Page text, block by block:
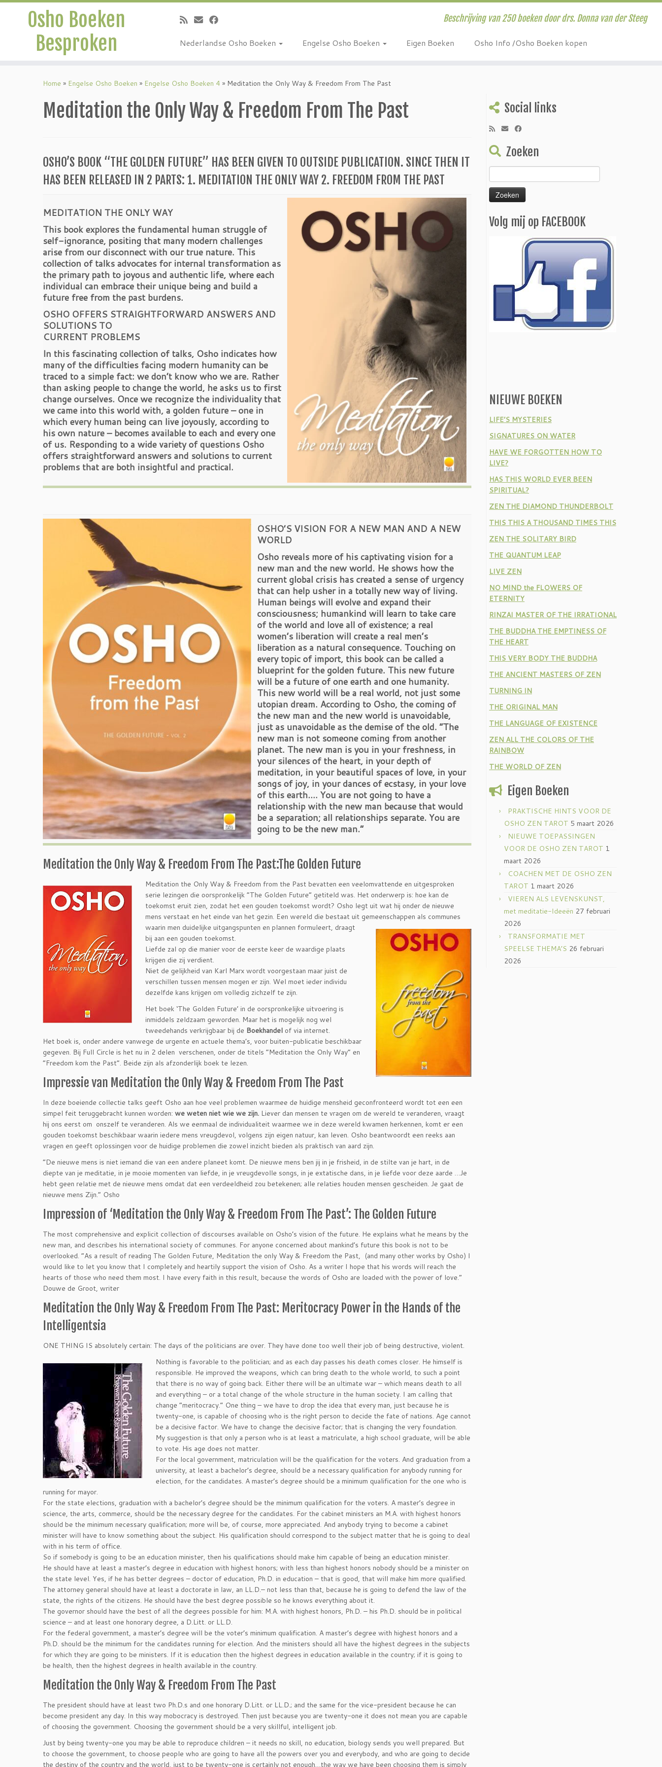
Osho Boeken
Besproken
Beschrijving van 250 boeken door drs. Donna van der Steeg
Nederlandse Osho Boeken Engelse Osho Boeken Eigen Boeken Osho Info /Osho Boeken kopen
Home » Engelse Osho Boeken » Engelse Osho Boeken 4 » Meditation the Only Way & Freedom From The Past
Meditation the Only Way & Freedom From The Past
OSHO’S BOOK “THE GOLDEN FUTURE” HAS BEEN GIVEN TO OUTSIDE PUBLICATION. SINCE THEN IT
HAS BEEN RELEASED IN 2 PARTS: 1. MEDITATION THE ONLY WAY 2. FREEDOM FROM THE PAST
MEDITATION THE ONLY WAY
This book explores the fundamental human struggle of
self-ignorance, positing that many modern challenges
arise from our disconnect with our true nature. This
collection of talks advocates for internal transformation as
the primary path to joyous and authentic life, where each
individual can embrace their unique being and build a
future free from the past burdens.
OSHO OFFERS STRAIGHTFORWARD ANSWERS AND
SOLUTIONS TO
CURRENT PROBLEMS
In this fascinating collection of talks, Osho indicates how
many of the difficulties facing modern humanity can be
traced to a simple fact: we don’t know who we are. Rather
than asking people to change the world, he asks us to first
change ourselves. Once we recognize the individuality that
we came into this world with, a golden future – one in
which every human being can live joyously, according to
his own nature – becomes available to each and every one
of us. Responding to a wide variety of questions Osho
offers straightforward answers and solutions to current
problems that are both insightful and practical.
OSHO’S VISION FOR A NEW MAN AND A NEW
WORLD
Osho reveals more of his captivating vision for a
new man and the new world. He shows how the
current global crisis has created a sense of urgency
that can help usher in a totally new way of living.
Human beings will evolve and expand their
consciousness; humankind will learn to take care
of the world and love all of existence; a real
women’s liberation will create a real men’s
liberation as a natural consequence. Touching on
every topic of import, this book can be called a
blueprint for the golden future. This new future
will be a future of one earth and one humanity.
This new world will be a real world, not just some
utopian dream. According to Osho, the coming of
the new man and the new world is unavoidable,
just as unavoidable as the demise of the old. “The
new man is not someone coming from another
planet. The new man is you in your freshness, in
your silences of the heart, in your depth of
meditation, in your beautiful spaces of love, in your
songs of joy, in your dances of ecstasy, in your love
of this earth…. You are not going to have a
relationship with the new man because that would
be a separation; all relationships separate. You are
going to be the new man.”
Meditation the Only Way & Freedom From The Past:The Golden Future
Meditation the Only Way & Freedom from the Past bevatten een veelomvattende en uitgesproken
serie lezingen die oorspronkelijk “The Golden Future” getiteld was. Het onderwerp is: hoe kan de
toekomst eruit zien, zodat het een gouden toekomst wordt? Osho legt uit wat hij onder de nieuwe
mens verstaat en het einde van het gezin. Een wereld die bestaat uit gemeenschappen als communes
waarin men duidelijke uitgangspunten en plannen formuleert, draagt
bij aan een gouden toekomst.
Liefde zal op die manier voor de eerste keer de waardige plaats
krijgen die zij verdient.
Niet de gelijkheid van Karl Marx wordt voorgestaan maar juist de
verschillen tussen mensen mogen er zijn. Wel moet ieder individu
dezelfde kans krijgen om volledig zichzelf te zijn.
Het boek ‘The Golden Future’ in de oorspronkelijke uitvoering is
inmiddels zeldzaam geworden. Maar het is mogelijk nog wel
tweedehands verkrijgbaar bij de Boekhandel of via internet.
Het boek is, onder andere vanwege de urgente en actuele thema’s, voor buiten-publicatie beschikbaar
gegeven. Bij Full Circle is het nu in 2 delen verschenen, onder de titels “Meditation the Only Way” en
“Freedom kom the Past”. Beide zijn als afzonderlijk boek te lezen.
Impressie van Meditation the Only Way & Freedom From The Past
In deze boeiende collectie talks geeft Osho aan hoe veel problemen waarmee de huidige mensheid geconfronteerd wordt tot een een
simpel feit teruggebracht kunnen worden: we weten niet wie we zijn. Liever dan mensen te vragen om de wereld te veranderen, vraagt
hij ons eerst om onszelf te veranderen. Als we eenmaal de individualiteit waarmee we in deze wereld kwamen herkennen, komt er een
gouden toekomst beschikbaar waarin iedere mens vreugdevol, volgens zijn eigen natuur, kan leven. Osho beantwoordt een reeks aan
vragen en geeft oplossingen voor de huidige problemen die zowel inzicht bieden als praktisch van aard zijn.
“De nieuwe mens is niet iemand die van een andere planeet komt. De nieuwe mens ben jij in je frisheid, in de stilte van je hart, in de
diepte van je meditatie, in je mooie momenten van liefde, in je vreugdevolle songs, in je extatische dans, in je liefde voor deze aarde …Je
hebt geen relatie met de nieuwe mens omdat dat een verdeeldheid zou betekenen; alle relaties houden mensen gescheiden. Je gaat de
nieuwe mens Zijn.” Osho
Impression of ‘Meditation the Only Way & Freedom From The Past’: The Golden Future
The most comprehensive and explicit collection of discourses available on Osho’s vision of the future. He explains what he means by the
new man, and describes his international society of communes. For anyone concerned about mankind’s future this book is not to be
overlooked. “As a result of reading The Golden Future, Meditation the only Way & Freedom the Past, (and many other works by Osho) I
would like to let you know that I completely and heartily support the vision of Osho. As a writer I hope that his words will reach the
hearts of those who need them most. I have every faith in this result, because the words of Osho are loaded with the power of love.”
Douwe de Groot, writer
Meditation the Only Way & Freedom From The Past: Meritocracy Power in the Hands of the
Intelligentsia
ONE THING IS absolutely certain: The days of the politicians are over. They have done too well their job of being destructive, violent.
Nothing is favorable to the politician; and as each day passes his death comes closer. He himself is
responsible. He improved the weapons, which can bring death to the whole world, to such a point
that there is no way of going back. Either there will be an ultimate war – which means death to all
and everything – or a total change of the whole structure in the human society. I am calling that
change “meritocracy.” One thing – we have to drop the idea that every man, just because he is
twenty-one, is capable of choosing who is the right person to decide the fate of nations. Age cannot
be a decisive factor. We have to change the decisive factor; that is changing the very foundation.
My suggestion is that only a person who is at least a matriculate, a high school graduate, will be able
to vote. His age does not matter.
For the local government, matriculation will be the qualification for the voters. And graduation from a
university, at least a bachelor’s degree, should be a necessary qualification for anybody running for
election, for the candidates. A master’s degree should be a minimum qualification for the one who is
running for mayor.
For the state elections, graduation with a bachelor’s degree should be the minimum qualification for the voters. A master’s degree in
science, the arts, commerce, should be the necessary degree for the candidates. For the cabinet ministers an M.A. with highest honors
should be the minimum necessary qualification; more will be, of course, more appreciated. And anybody trying to become a cabinet
minister will have to know something about the subject. His qualification should correspond to the subject matter that he is going to deal
with in his term of office.
So if somebody is going to be an education minister, then his qualifications should make him capable of being an education minister.
He should have at least a master’s degree in education with highest honors; with less than highest honors nobody should be a minister on
the state level. Yes, if he has better degrees – doctor of education, Ph.D. in education – that is good, that will make him more qualified.
The attorney general should have at least a doctorate in law, an LL.D.– not less than that, because he is going to defend the law of the
state, the rights of the citizens. He should have the best degree possible so he knows everything about it.
The governor should have the best of all the degrees possible for him: M.A. with highest honors, Ph.D. – his Ph.D. should be in political
science – and at least one honorary degree, a D.Litt. or LL.D.
For the federal government, a master’s degree will be the voter’s minimum qualification. A master’s degree with highest honors and a
Ph.D. should be the minimum for the candidates running for election. And the ministers should all have the highest degrees in the subjects
for which they are going to be ministers. If it is education then the highest degrees in education available in the country; if it is going to
be health, then the highest degrees in health available in the country.
Meditation the Only Way & Freedom From The Past
The president should have at least two Ph.D.s and one honorary D.Litt. or LL.D.; and the same for the vice-president because he can
become president any day. In this way mobocracy is destroyed. Then just because you are twenty-one it does not mean you are capable
of choosing the government. Choosing the government should be a very skillful, intelligent job.
Just by being twenty-one you may be able to reproduce children – it needs no skill, no education, biology sends you well prepared. But
to choose the government, to choose people who are going to have all the powers over you and everybody, and who are going to decide
the destiny of the country and the world, just to be twenty-one is certainly not enough…the way we have been choosing them is simply
Social links
Zoeken
naar:
Volg mij op FACEBOOK
NIEUWE BOEKEN
LIFE’S MYSTERIES
SIGNATURES ON WATER
HAVE WE FORGOTTEN HOW TO
LIVE?
HAS THIS WORLD EVER BEEN
SPIRITUAL?
ZEN THE DIAMOND THUNDERBOLT
THIS THIS A THOUSAND TIMES THIS
ZEN THE SOLITARY BIRD
THE QUANTUM LEAP
LIVE ZEN
NO MIND the FLOWERS OF
ETERNITY
RINZAI MASTER OF THE IRRATIONAL
THE BUDDHA THE EMPTINESS OF
THE HEART
THIS VERY BODY THE BUDDHA
THE ANCIENT MASTERS OF ZEN
TURNING IN
THE ORIGINAL MAN
THE LANGUAGE OF EXISTENCE
ZEN ALL THE COLORS OF THE
RAINBOW
THE WORLD OF ZEN
Eigen Boeken
PRAKTISCHE HINTS VOOR DE
OSHO ZEN TAROT 5 maart 2026
NIEUWE TOEPASSINGEN
VOOR DE OSHO ZEN TAROT 1
maart 2026
COACHEN MET DE OSHO ZEN
TAROT 1 maart 2026
VIEREN ALS LEVENSKUNST,
met meditatie-Ideeën 27 februari
2026
TRANSFORMATIE MET
SPEELSE THEMA’S 26 februari
2026